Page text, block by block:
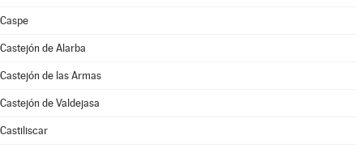
Caspe
Castejón de Alarba
Castejón de las Armas
Castejón de Valdejasa
Castiliscar